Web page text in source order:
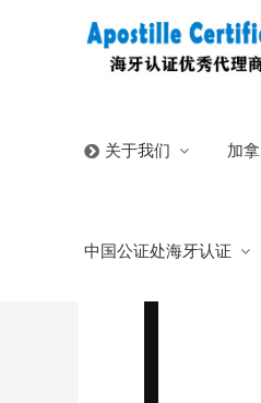
关于我们 加
中国公证处海牙认证
2026/01/11 分类: